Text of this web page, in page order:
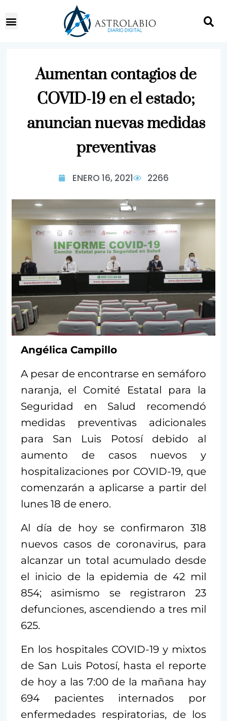
Aumentan contagios de
COVID-19 en el estado;
anuncian nuevas medidas
preventivas
ENERO 16, 2021 2266
Angélica Campillo
A pesar de encontrarse en semáforo
naranja, el Comité Estatal para la
Seguridad en Salud recomendó
medidas preventivas adicionales
para San Luis Potosí debido al
aumento de casos nuevos y
hospitalizaciones por COVID-19, que
comenzarán a aplicarse a partir del
lunes 18 de enero.
Al día de hoy se confirmaron 318
nuevos casos de coronavirus, para
alcanzar un total acumulado desde
el inicio de la epidemia de 42 mil
854; asimismo se registraron 23
defunciones, ascendiendo a tres mil
625.
En los hospitales COVID-19 y mixtos
de San Luis Potosí, hasta el reporte
de hoy a las 7:00 de la mañana hay
694 pacientes internados por
enfermedades respiratorias, de los